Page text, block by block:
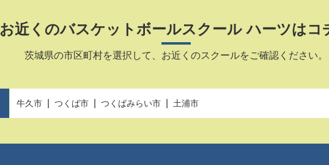
お近くのバスケットボールスクール ハーツはコ
茨城県の市区町村を選択して、お近くのスクールをご確認ください。
牛久市 つくば市 つくばみらい市 土浦市